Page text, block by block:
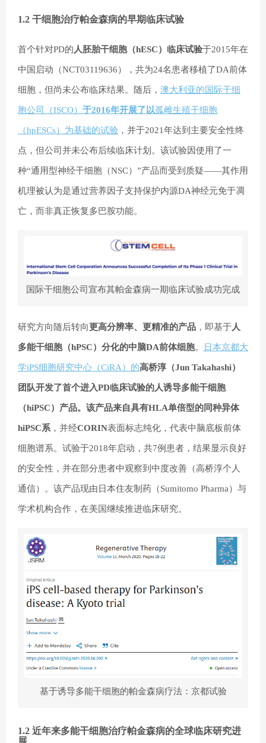
1.2 干细胞治疗帕金森病的早期临床试验
首个针对PD的人胚胎干细胞（hESC）临床试验于2015年在
中国启动（NCT03119636），共为24名患者移植了DA前体
细胞，但尚未公布临床结果。随后， 澳大利亚的国际干细
胞公司（ISCO） 于2016年开展了以孤雌生殖干细胞
（hpESCs）为基础的试验 ，并于2021年达到主要安全性终
点，但公司并未公布后续临床计划。该试验因使用了一
种“通用型神经干细胞（NSC）”产品而受到质疑——其作用
机理被认为是通过营养因子支持保护内源DA神经元免于凋
亡，而非真正恢复多巴胺功能。
国际干细胞公司宣布其帕金森病一期临床试验成功完成
研究方向随后转向更高分辨率、更精准的产品 ，即基于人
多能干细胞（hPSC）分化的中脑DA前体细胞。 日本京都大
学iPS细胞研究中心（CiRA）的高桥淳（Jun Takahashi）
团队开发了首个进入PD临床试验的人诱导多能干细胞
（hiPSC）产品。该产品来自具有HLA单倍型的同种异体
hiPSC系 ，并经CORIN表面标志纯化，代表中脑底板前体
细胞谱系。试验于2018年启动，共7例患者，结果显示良好
的安全性，并在部分患者中观察到中度改善（高桥淳个人
通信）。该产品现由日本住友制药（Sumitomo Pharma）与
学术机构合作，在美国继续推进临床研究。
基于诱导多能干细胞的帕金森病疗法：京都试验
1.2 近年来多能干细胞治疗帕金森病的全球临床研究进
展